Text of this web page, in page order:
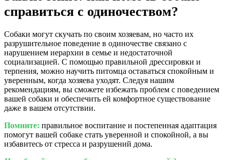
справиться с одиночеством?
Собаки могут скучать по своим хозяевам, но часто их
разрушительное поведение в одиночестве связано с
нарушением иерархии в семье и недостаточной
социализацией. С помощью правильной дрессировки и
терпения, можно научить питомца оставаться спокойным и
уверенным, когда хозяева уходят. Следуя нашим
рекомендациям, вы сможете избежать проблем с поведением
вашей собаки и обеспечить ей комфортное существование
даже в вашем отсутствии.
Помните: правильное воспитание и постепенная адаптация
помогут вашей собаке стать уверенной и спокойной, а вы
избавитесь от стресса и разрушений дома.